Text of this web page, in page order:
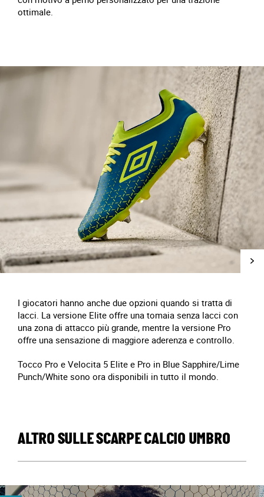
ottimale.
I giocatori hanno anche due opzioni quando si tratta di
lacci. La versione Elite offre una tomaia senza lacci con
una zona di attacco più grande, mentre la versione Pro
offre una sensazione di maggiore aderenza e controllo.
Tocco Pro e Velocita 5 Elite e Pro in Blue Sapphire/Lime
Punch/White sono ora disponibili in tutto il mondo.
ALTRO SULLE SCARPE CALCIO UMBRO